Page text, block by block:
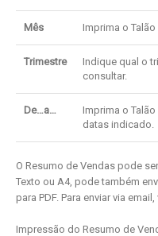
Mês Imprima o
Trimestre
Indique qual o
consultar.
De…a…
Imprima o
datas indicado.
O Resumo de Vendas pode
Texto ou A4, pode também
para PDF. Para enviar via
Impressão do Resumo de